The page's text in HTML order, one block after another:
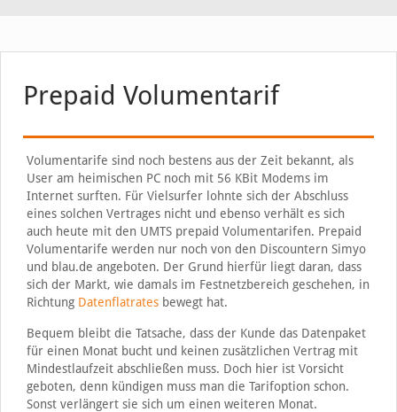
Prepaid Volumentarif
Volumentarife sind noch bestens aus der Zeit bekannt, als
User am heimischen PC noch mit 56 KBit Modems im
Internet surften. Für Vielsurfer lohnte sich der Abschluss
eines solchen Vertrages nicht und ebenso verhält es sich
auch heute mit den UMTS prepaid Volumentarifen. Prepaid
Volumentarife werden nur noch von den Discountern Simyo
und blau.de angeboten. Der Grund hierfür liegt daran, dass
sich der Markt, wie damals im Festnetzbereich geschehen, in
Richtung Datenflatratesbewegt hat.
Bequem bleibt die Tatsache, dass der Kunde das Datenpaket
für einen Monat bucht und keinen zusätzlichen Vertrag mit
Mindestlaufzeit abschließen muss. Doch hier ist Vorsicht
geboten, denn kündigen muss man die Tarifoption schon.
Sonst verlängert sie sich um einen weiteren Monat.